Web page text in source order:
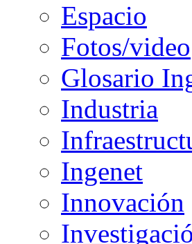
Espacio
Fotos/video
Glosario
Industria
Ingenet
Innovación